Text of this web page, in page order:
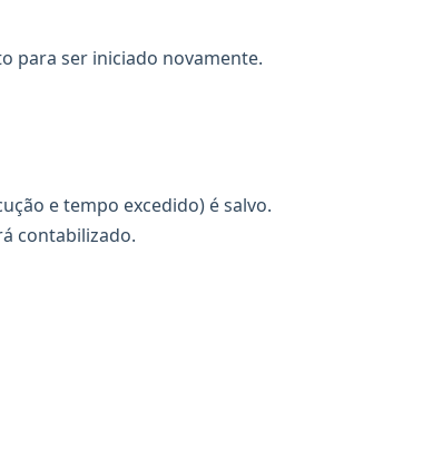
para ser iniciado novamente.
e tempo excedido) é salvo.
contabilizado.